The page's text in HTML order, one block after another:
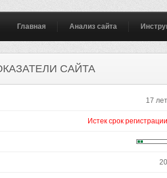
Главная Анализ сайта
САЙТА
17 лет
Истек срок регистрации
20